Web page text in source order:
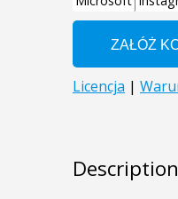
Description